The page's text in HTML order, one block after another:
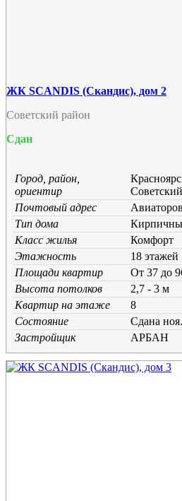
ЖК SCANDIS (Скандис), дом 2
Советский район
Сдан
Город, район,
ориентир
Почтовый адрес
Тип дома
Класс жилья
Комфорт
Этажность
18 этажей
Площади квартир
От 37 до
Высота потолков
2,7 - 3 м
Квартир на этаже
8
Состояние
Cдана
Застройщик
АРБАН